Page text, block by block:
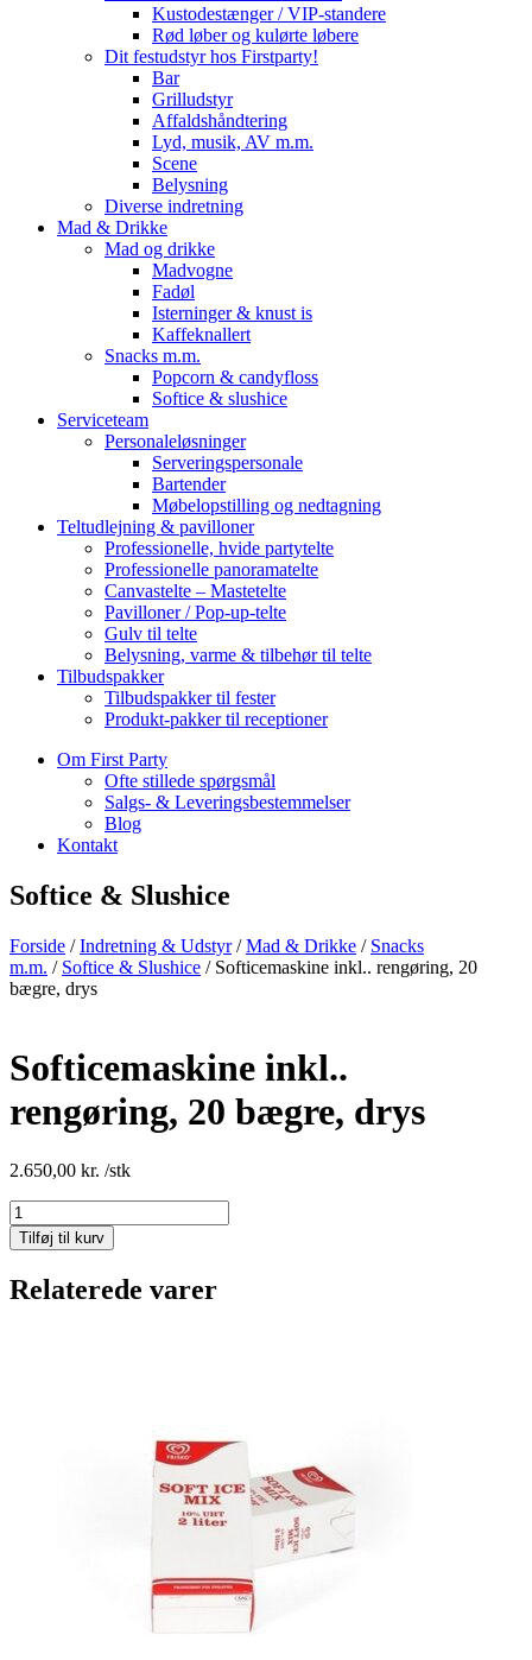
Kustodestænger / VIP-standere
Rød løber og kulørte løbere
Dit festudstyr hos Firstparty!
Bar
Grilludstyr
Affaldshåndtering
Lyd, musik, AV m.m.
Scene
Belysning
Diverse indretning
Mad & Drikke
Mad og drikke
Madvogne
Fadøl
Isterninger & knust is
Kaffeknallert
Snacks m.m.
Popcorn & candyfloss
Softice & slushice
Serviceteam
Personaleløsninger
Serveringspersonale
Bartender
Møbelopstilling og nedtagning
Teltudlejning & pavilloner
Professionelle, hvide partytelte
Professionelle panoramatelte
Canvastelte – Mastetelte
Pavilloner / Pop-up-telte
Gulv til telte
Belysning, varme & tilbehør til telte
Tilbudspakker
Tilbudspakker til fester
Produkt-pakker til receptioner
Om First Party
Ofte stillede spørgsmål
Salgs- & Leveringsbestemmelser
Blog
Kontakt
Softice & Slushice
Forside /Indretning & Udstyr/Mad & Drikke / Snacks
m.m. / Softice & Slushice / Softicemaskine inkl.. rengøring, 20
bægre, drys
Softicemaskine inkl..
rengøring, 20 bægre, drys
2.650,00 kr. /stk
Softicemaskine
inkl..
rengøring,
bægre,
Tilføj til kurv
Relaterede varer